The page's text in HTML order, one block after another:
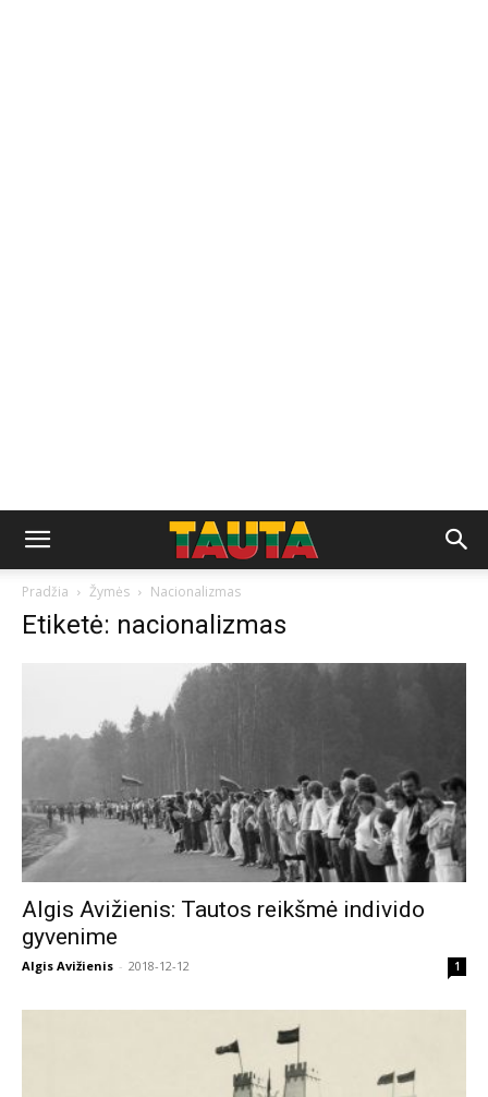
Pradžia Žymės Nacionalizmas
Etiketė: nacionalizmas
Algis Avižienis: Tautos reikšmė individo
gyvenime
Algis Avižienis - 2018-12-12 1